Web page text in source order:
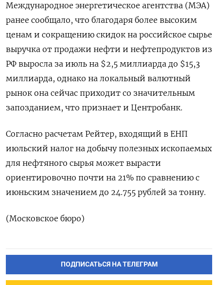
Международное энергетическое агентства (МЭА)
ранее сообщало, что благодаря более высоким
ценам и сокращению скидок на российское сырье
выручка от продажи нефти и нефтепродуктов из
РФ выросла за июль на $2,5 миллиарда до $15,3
миллиарда, однако на локальный валютный
рынок она сейчас приходит со значительным
запозданием, что признает и Центробанк.
Согласно расчетам Рейтер, входящий в ЕНП
июльский налог на добычу полезных ископаемых
для нефтяного сырья может вырасти
ориентировочно почти на 21% по сравнению с
июньским значением до 24.755 рублей за тонну.
(Московское бюро)
ПОДПИСАТЬСЯ НА ТЕЛЕГРАМ